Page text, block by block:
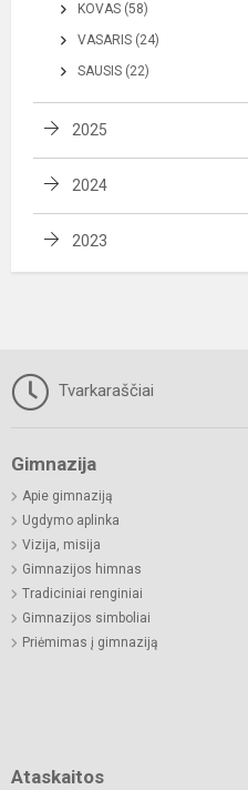
KOVAS (58)
VASARIS (24)
SAUSIS (22)
2025
2024
2023
Tvarkaraščiai
Gimnazija
Apie gimnaziją
Ugdymo aplinka
Vizija, misija
Gimnazijos himnas
Tradiciniai renginiai
Gimnazijos simboliai
Priėmimas į gimnaziją
Ataskaitos